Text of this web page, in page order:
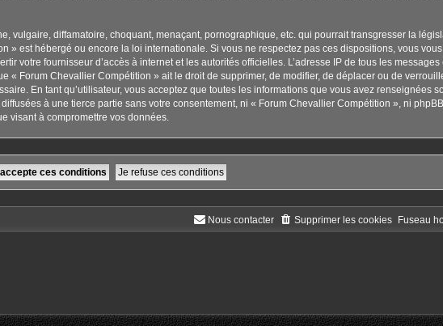
vulgaire, diffamatoire, choquant, menaçant, pornographique, etc. qui pourrait transgresser la
» est hébergé ou encore la loi internationale. Si vous ne respectez pas ces dispositions, vous
votre fournisseur d’accès à internet et les autorités officielles. L’adresse IP de tous les
« Forum Chevallier Compétition » ait le droit de supprimer, de modifier, de déplacer ou de
En tant qu’utilisateur, vous acceptez que toutes les informations que vous avez renseignées
à une tierce partie sans votre consentement, ni « Forum Chevallier Compétition », ni
visant à compromettre vos données.
Fuseau
Supprimer les cookies
Nous contacter